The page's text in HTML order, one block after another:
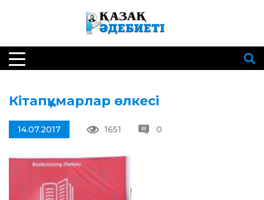
Кітапқұмарлар өлкесі
14.07.2017 1651 0